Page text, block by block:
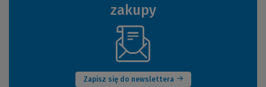
zakupy
Zapisz się do newslettera
(Nowe
okno)